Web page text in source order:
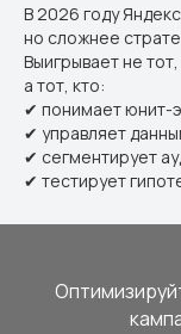
В 2026 году
но сложнее
Выигрывает не
а тот, кто:
✔ понимает юнит-
✔ управляет
✔ сегментирует
✔ тестирует